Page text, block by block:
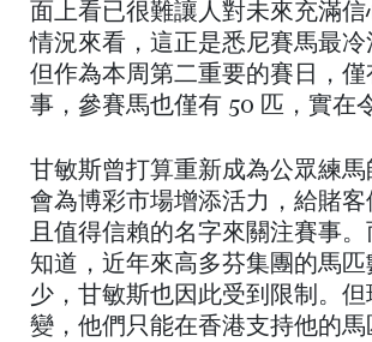
面上看已很難讓人對未來充滿
情況來看，這正是悉尼賽馬最冷
但作為本周第二重要的賽日，僅
事，參賽馬也僅有 50 匹，實在
甘敏斯曾打算重新成為公眾練
會為博彩市場增添活力，給賭
且值得信賴的名字來關注賽事
知道，近年來高多芬集團的馬
少，甘敏斯也因此受到限制。
變，他們只能在香港支持他的馬